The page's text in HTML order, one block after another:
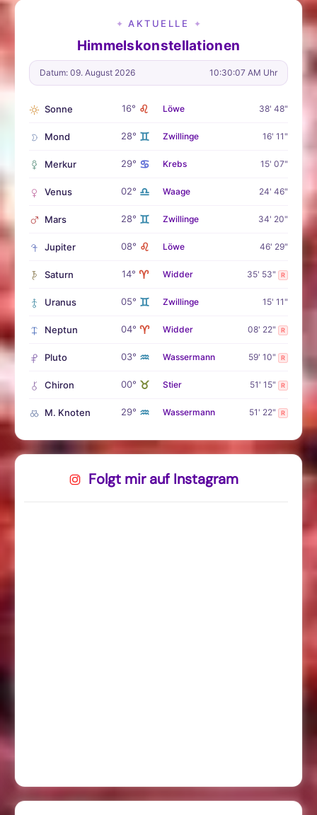
✦ AKTUELLE ✦
Himmelskonstellationen
Datum: 09. August 2026 10:30:08 AM Uhr
Sonne 16° ♌ Löwe 38' 48"
Mond 28° ♊ Zwillinge 16' 11"
Merkur 29° ♋ Krebs 15' 07"
Venus 02° ♎ Waage 24' 46"
Mars 28° ♊ Zwillinge 34' 20"
Jupiter 08° ♌ Löwe 46' 29"
Saturn 14° ♈ Widder 35' 53" R
Uranus 05° ♊ Zwillinge 15' 11"
Neptun 04° ♈ Widder 08' 22" R
Pluto 03° ♒ Wassermann 59' 10" R
Chiron 00° ♉ Stier 51' 15" R
M. Knoten 29° ♒ Wassermann 51' 22" R
Folgt mir auf Instagram